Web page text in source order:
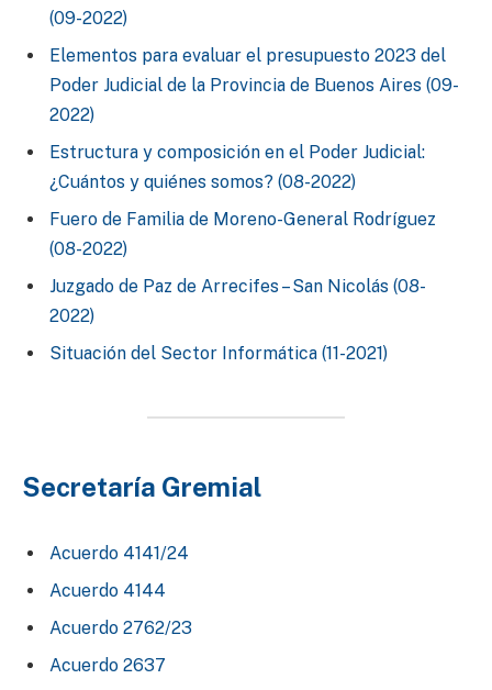
(09-2022)
Elementos para evaluar el presupuesto 2023 del
Poder Judicial de la Provincia de Buenos Aires (09-
2022)
Estructura y composición en el Poder Judicial:
¿Cuántos y quiénes somos? (08-2022)
Fuero de Familia de Moreno-General Rodríguez
(08-2022)
Juzgado de Paz de Arrecifes – San Nicolás (08-
2022)
Situación del Sector Informática (11-2021)
Secretaría Gremial
Acuerdo 4141/24
Acuerdo 4144
Acuerdo 2762/23
Acuerdo 2637